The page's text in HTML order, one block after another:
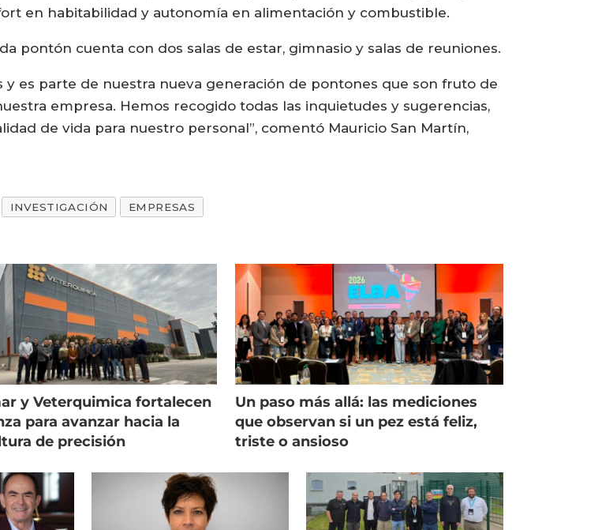
en habitabilidad y autonomía en alimentación y combustible.
pontón cuenta con dos salas de estar, gimnasio y salas de reuniones.
y es parte de nuestra nueva generación de pontones que son fruto de
empresa. Hemos recogido todas las inquietudes y sugerencias,
de vida para nuestro personal”, comentó Mauricio San Martín,
INVESTIGACIÓN EMPRESAS
y Veterquimica fortalecen
para avanzar hacia la
de precisión
Un paso más allá: las mediciones
que observan si un pez está feliz,
triste o ansioso